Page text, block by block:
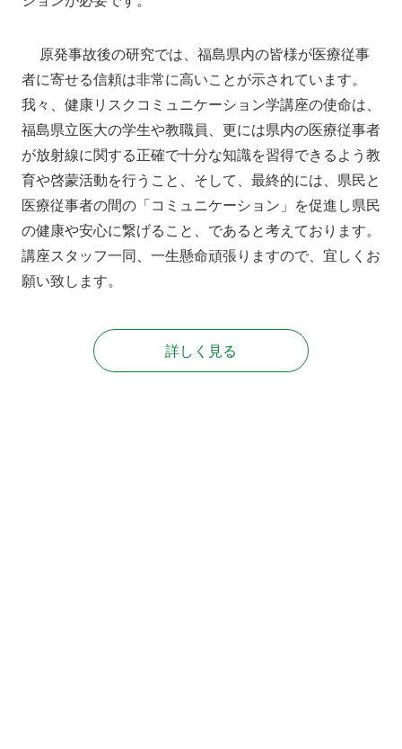
原発事故後の研究では、福島県内の皆様が医療従事
者に寄せる信頼は非常に高いことが示されています。
我々、健康リスクコミュニケーション学講座の使命は、
福島県立医大の学生や教職員、更には県内の医療従事者
が放射線に関する正確で十分な知識を習得できるよう教
育や啓蒙活動を行うこと、そして、最終的には、県民と
医療従事者の間の「コミュニケーション」を促進し県民
の健康や安心に繋げること、であると考えております。
講座スタッフ一同、一生懸命頑張りますので、宜しくお
願い致します。
詳しく見る